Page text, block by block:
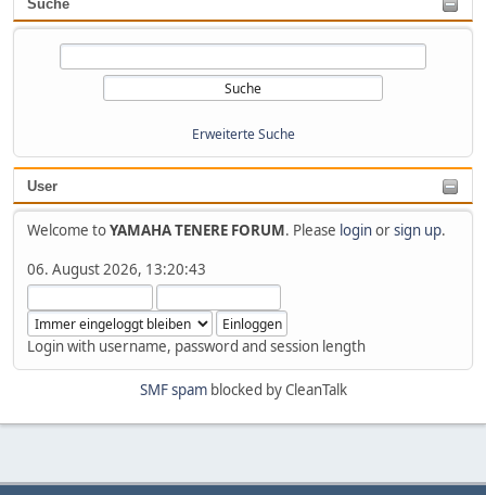
Suche
Erweiterte Suche
User
Welcome toYAMAHA TENERE FORUM. Please loginorsign up.
06. August 2026, 13:20:43
Login with username, password and session length
SMF spamblocked by CleanTalk